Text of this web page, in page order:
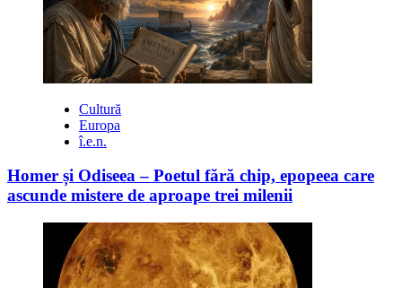
Cultură
Europa
î.e.n.
Homer și Odiseea – Poetul fără chip, epopeea care
ascunde mistere de aproape trei milenii